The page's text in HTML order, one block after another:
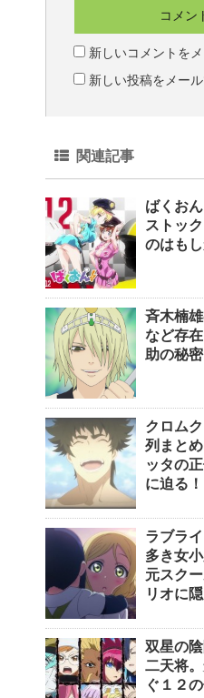
新しいコメントを
新しい投稿をメー
関連記事
ばくお
ストッ
のはも
斉木楠
など存
助の秘
クロム
列まと
ッタの
に迫る！
ラブラ
多き女
元スク
リオに
双星の
二天将
ぐ１２